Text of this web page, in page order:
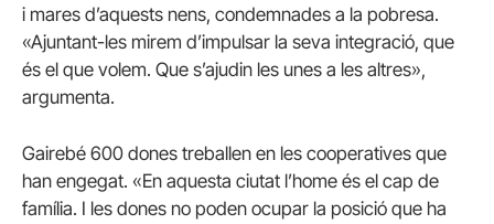
i mares d’aquests nens, condemnades a la pobresa.
«Ajuntant-les mirem d’impulsar la seva integració, que
és el que volem. Que s’ajudin les unes a les altres»,
argumenta.
Gairebé 600 dones treballen en les cooperatives que
han engegat. «En aquesta ciutat l’home és el cap de
família. I les dones no poden ocupar la posició que ha